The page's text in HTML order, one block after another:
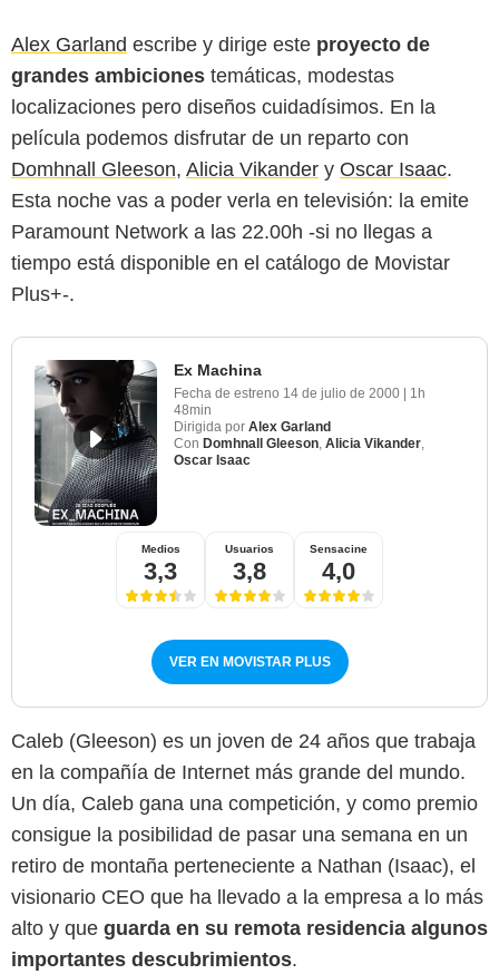
Alex Garland escribe y dirige este proyecto de
grandes ambiciones temáticas, modestas
localizaciones pero diseños cuidadísimos. En la
película podemos disfrutar de un reparto con
Domhnall Gleeson, Alicia Vikander y Oscar Isaac.
Esta noche vas a poder verla en televisión: la emite
Paramount Network a las 22.00h -si no llegas a
tiempo está disponible en el catálogo de Movistar
Plus+-.
Ex Machina
Fecha de estreno 14 de julio de 2000 | 1h
48min
Dirigida por Alex Garland
Con Domhnall Gleeson Alicia Vikander
Oscar Isaac
Medios
3,3
Usuarios
3,8
Sensacine
4,0
VER EN MOVISTAR PLUS
Caleb (Gleeson) es un joven de 24 años que trabaja
en la compañía de Internet más grande del mundo.
Un día, Caleb gana una competición, y como premio
consigue la posibilidad de pasar una semana en un
retiro de montaña perteneciente a Nathan (Isaac), el
visionario CEO que ha llevado a la empresa a lo más
alto y que guarda en su remota residencia algunos
importantes descubrimientos.